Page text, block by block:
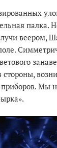
палка.
веером,
стороны,
приборов. Мы